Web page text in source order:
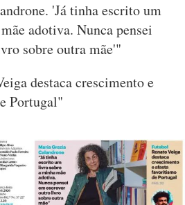
'Já tinha escrito um
adotiva. Nunca pensei
sobre outra mãe'"
destaca crescimento e
Portugal"